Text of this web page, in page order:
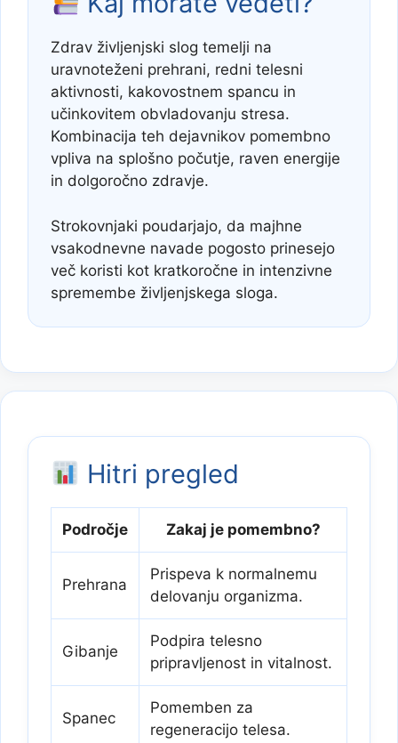
Zdrav življenjski slog temelji na
uravnoteženi prehrani, redni telesni
aktivnosti, kakovostnem spancu in
učinkovitem obvladovanju stresa.
Kombinacija teh dejavnikov pomembno
vpliva na splošno počutje, raven energije
in dolgoročno zdravje.
Strokovnjaki poudarjajo, da majhne
vsakodnevne navade pogosto prinesejo
več koristi kot kratkoročne in intenzivne
spremembe življenjskega sloga.
Hitri pregled
Področje Zakaj je pomembno?
Prehrana
Prispeva k normalnemu
delovanju organizma.
Gibanje
Podpira telesno
pripravljenost in vitalnost.
Spanec
Pomemben za
regeneracijo telesa.